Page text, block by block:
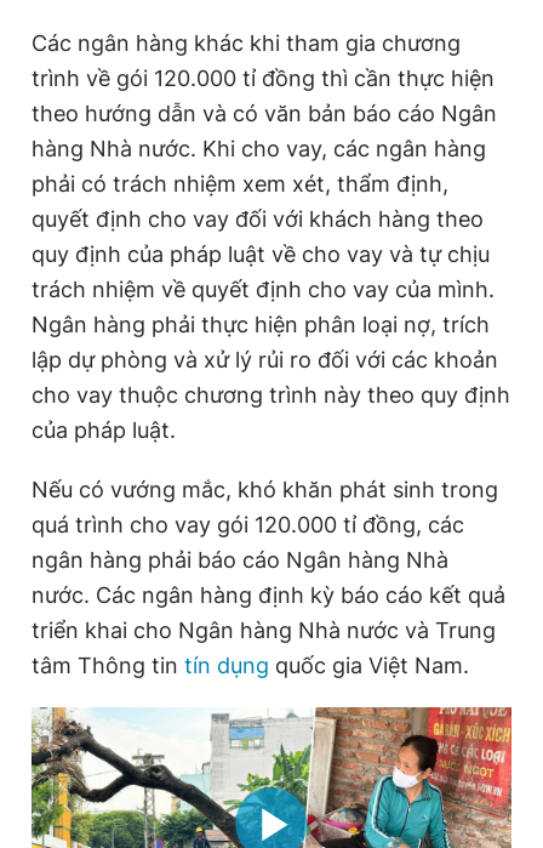
e
Các ngân hàng khác khi tham gia chương
trình về gói 120.000 tỉ đồng thì cần thực hiện
theo hướng dẫn và có văn bản báo cáo Ngân
hàng Nhà nước. Khi cho vay, các ngân hàng
phải có trách nhiệm xem xét, thẩm định,
quyết định cho vay đối với khách hàng theo
quy định của pháp luật về cho vay và tự chịu
trách nhiệm về quyết định cho vay của mình.
Ngân hàng phải thực hiện phân loại nợ, trích
lập dự phòng và xử lý rủi ro đối với các khoản
cho vay thuộc chương trình này theo quy định
của pháp luật.
Nếu có vướng mắc, khó khăn phát sinh trong
quá trình cho vay gói 120.000 tỉ đồng, các
ngân hàng phải báo cáo Ngân hàng Nhà
nước. Các ngân hàng định kỳ báo cáo kết quả
triển khai cho Ngân hàng Nhà nước và Trung
tâm Thông tin tín dụng quốc gia Việt Nam.